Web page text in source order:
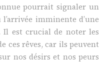
pourrait signaler un
imminente d’une
est crucial de noter les
ces rêves, car ils peuvent
nos désirs et nos peurs